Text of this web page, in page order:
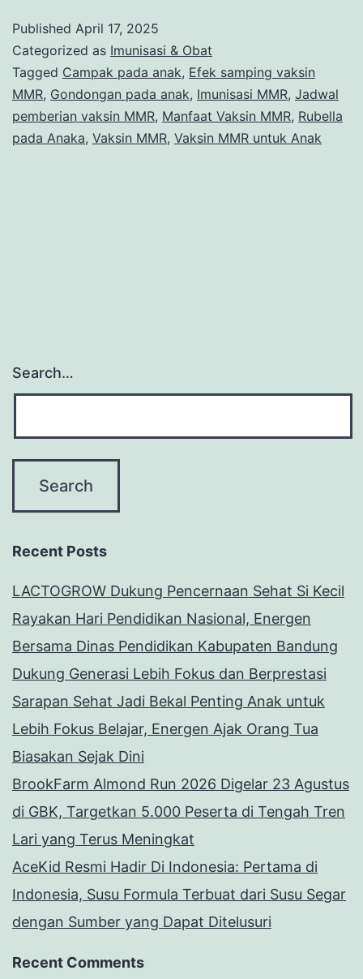
Wajib
untuk
Melindungi
Anak
Published April 17, 2025
Categorized as Imunisasi & Obat
Tagged Campak pada anak, Efek samping vaksin
MMR, Gondongan pada anak, Imunisasi MMR, Jadwal
pemberian vaksin MMR, Manfaat Vaksin MMR, Rubella
pada Anaka, Vaksin MMR, Vaksin MMR untuk Anak
Search…
Recent Posts
LACTOGROW Dukung Pencernaan Sehat Si Kecil
Rayakan Hari Pendidikan Nasional, Energen
Bersama Dinas Pendidikan Kabupaten Bandung
Dukung Generasi Lebih Fokus dan Berprestasi
Sarapan Sehat Jadi Bekal Penting Anak untuk
Lebih Fokus Belajar, Energen Ajak Orang Tua
Biasakan Sejak Dini
BrookFarm Almond Run 2026 Digelar 23 Agustus
di GBK, Targetkan 5.000 Peserta di Tengah Tren
Lari yang Terus Meningkat
AceKid Resmi Hadir Di Indonesia: Pertama di
Indonesia, Susu Formula Terbuat dari Susu Segar
dengan Sumber yang Dapat Ditelusuri
Recent Comments